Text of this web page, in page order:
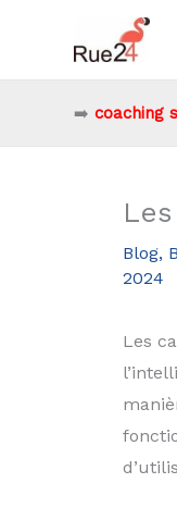
contenu
➡️ coaching
Blog,
2024
Les